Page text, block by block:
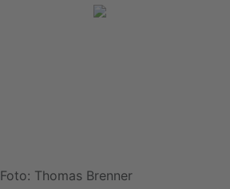
Foto: Thomas Brenner